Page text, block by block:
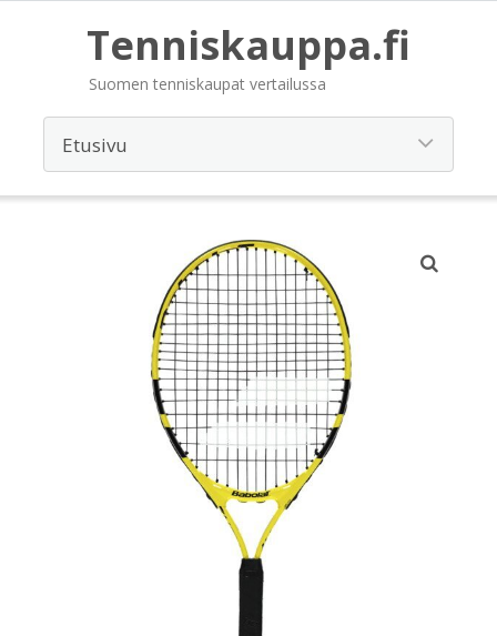
Tenniskauppa.fi
Suomen tenniskaupat vertailussa